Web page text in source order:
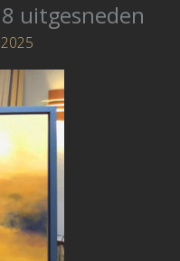
uitgesneden